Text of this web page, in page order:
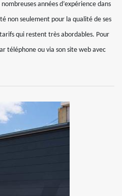
années d’expérience dans
non seulement pour la qualité de ses
qui restent très abordables. Pour
téléphone ou via son site web avec